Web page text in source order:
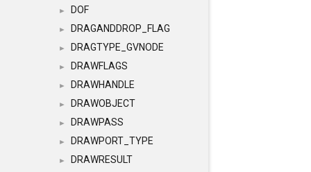
► DOF
► DRAGANDDROP_FLAG
► DRAGTYPE_GVNODE
► DRAWFLAGS
► DRAWHANDLE
► DRAWOBJECT
► DRAWPASS
► DRAWPORT_TYPE
► DRAWRESULT